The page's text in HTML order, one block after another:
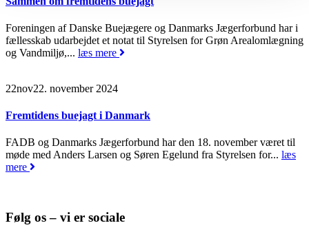
Foreningen af Danske Buejægere og Danmarks Jægerforbund har i
fællesskab udarbejdet et notat til Styrelsen for Grøn Arealomlægning
og Vandmiljø,... læs mere
22nov22. november 2024
Fremtidens buejagt i Danmark
FADB og Danmarks Jægerforbund har den 18. november været til
møde med Anders Larsen og Søren Egelund fra Styrelsen for... læs
mere
Følg os – vi er sociale